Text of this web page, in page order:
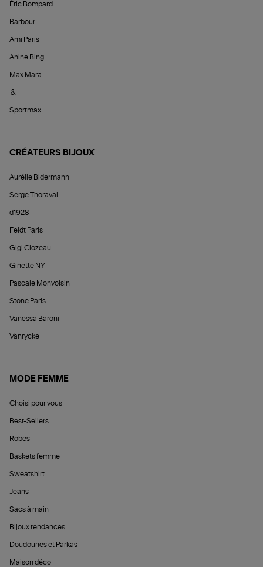
Éric Bompard
Barbour
Ami Paris
Anine Bing
Max Mara
&
Sportmax
CRÉATEURS BIJOUX
Aurélie Bidermann
Serge Thoraval
d1928
Feidt Paris
Gigi Clozeau
Ginette NY
Pascale Monvoisin
Stone Paris
Vanessa Baroni
Vanrycke
MODE FEMME
Choisi pour vous
Best-Sellers
Robes
Baskets femme
Sweatshirt
Jeans
Sacs à main
Bijoux tendances
Doudounes et Parkas
Maison déco